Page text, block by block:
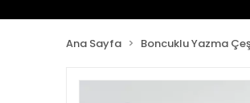
Ana Sayfa Boncuklu Yazma